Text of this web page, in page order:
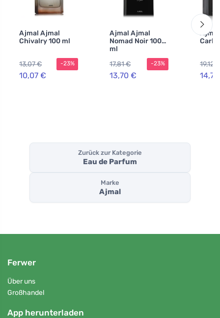
Ajmal Ajmal
Chivalry 100 ml
13,07 €
10,07 €
-23%
Ajmal Ajmal
Nomad Noir 100
ml
17,81 €
13,70 €
-23% 19,12 €
Zurück zur Kategorie
Eau de Parfum
Marke
Ajmal
Ferwer
Über uns
Großhandel
App herunterladen